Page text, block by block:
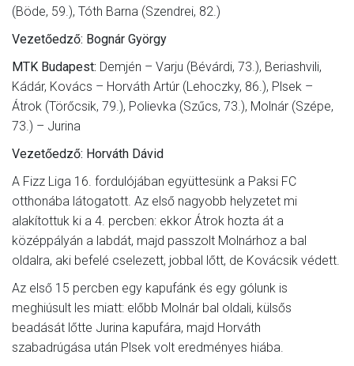
(Böde, 59.), Tóth Barna (Szendrei, 82.)
Vezetőedző: Bognár György
MTK Budapest: Demjén – Varju (Bévárdi, 73.), Beriashvili,
Kádár, Kovács – Horváth Artúr (Lehoczky, 86.), Plsek –
Átrok (Törőcsik, 79.), Polievka (Szűcs, 73.), Molnár (Szépe,
73.) – Jurina
Vezetőedző: Horváth Dávid
A Fizz Liga 16. fordulójában együttesünk a Paksi FC
otthonába látogatott. Az első nagyobb helyzetet mi
alakítottuk ki a 4. percben: ekkor Átrok hozta át a
középpályán a labdát, majd passzolt Molnárhoz a bal
oldalra, aki befelé cselezett, jobbal lőtt, de Kovácsik védett.
Az első 15 percben egy kapufánk és egy gólunk is
meghiúsult les miatt: előbb Molnár bal oldali, külsős
beadását lőtte Jurina kapufára, majd Horváth
szabadrúgása után Plsek volt eredményes hiába.